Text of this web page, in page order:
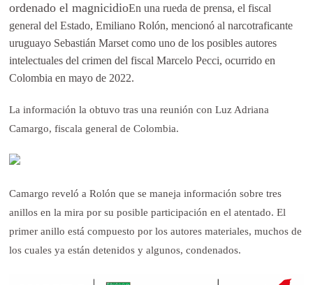
ordenado el magnicidioEn una rueda de prensa, el fiscal
general del Estado, Emiliano Rolón, mencionó al narcotraficante
uruguayo Sebastián Marset como uno de los posibles autores
intelectuales del crimen del fiscal Marcelo Pecci, ocurrido en
Colombia en mayo de 2022.
La información la obtuvo tras una reunión con Luz Adriana
Camargo, fiscala general de Colombia.
Camargo reveló a Rolón que se maneja información sobre tres
anillos en la mira por su posible participación en el atentado. El
primer anillo está compuesto por los autores materiales, muchos de
los cuales ya están detenidos y algunos, condenados.